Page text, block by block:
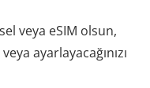
veya eSIM olsun,
ayarlayacağınızı